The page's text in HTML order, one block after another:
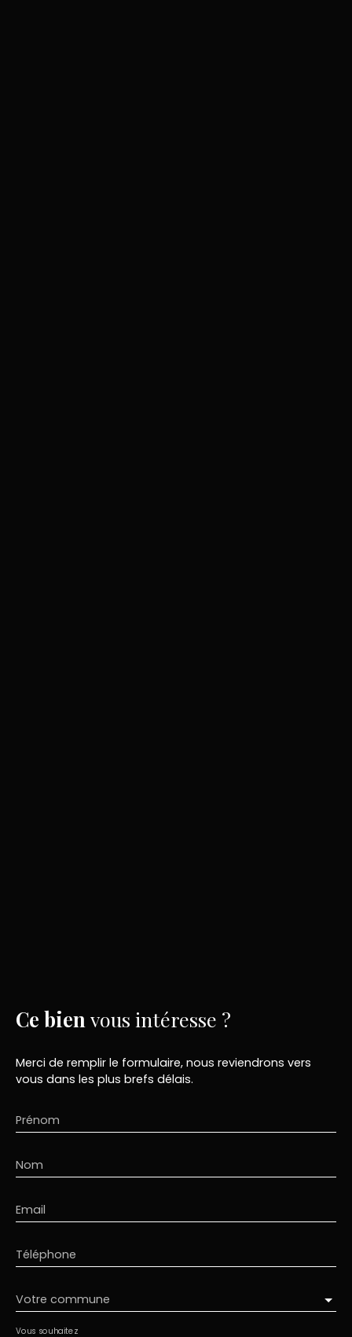
Ce bien vous intéresse ?
Merci de remplir le formulaire, nous reviendrons vers
vous dans les plus brefs délais.
Prénom
Nom
Email
Téléphone
Votre commune
Vous souhaitez